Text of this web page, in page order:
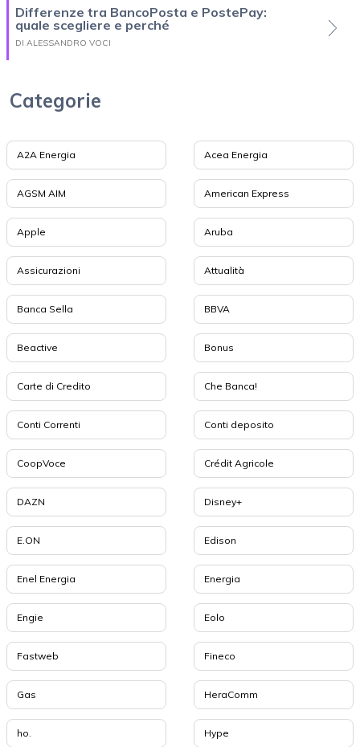
Differenze tra BancoPosta e PostePay:
quale scegliere e perché
DI ALESSANDRO VOCI
Categorie
A2A Energia Acea Energia
AGSM AIM American Express
Apple Aruba
Assicurazioni Attualità
Banca Sella BBVA
Beactive Bonus
Carte di Credito Che Banca!
Conti Correnti Conti deposito
CoopVoce Crédit Agricole
DAZN Disney+
E.ON Edison
Enel Energia Energia
Engie Eolo
Fastweb Fineco
Gas HeraComm
ho. Hype